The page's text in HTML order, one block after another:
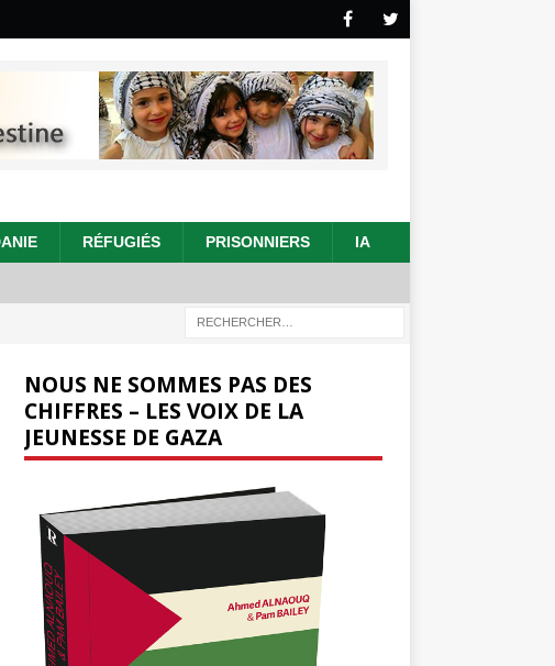
RÉFUGIÉS PRISONNIERS IA
NOUS NE SOMMES PAS DES
CHIFFRES – LES VOIX DE LA
JEUNESSE DE GAZA